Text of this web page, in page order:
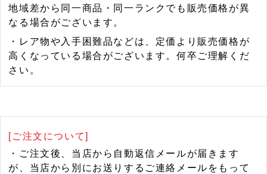
地域差から同一商品・同一ランクでも販売価格が異
なる場合がございます。
・レア物や入手困難品などは、定価より販売価格が
高くなっている場合がございます。何卒ご理解くだ
さい。
[ご注文について]
・ご注文後、当店から自動返信メールが届きます
が、当店から別にお送りするご連絡メールをもって